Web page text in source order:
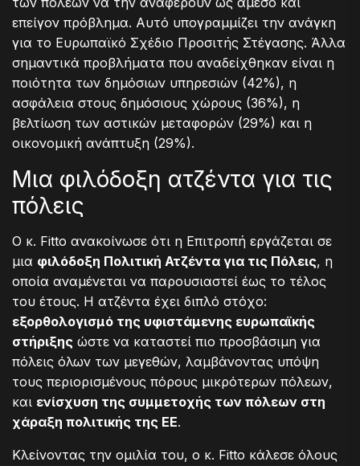
επείγον πρόβλημα. Αυτό υπογραμμίζει την ανάγκη
για το Ευρωπαϊκό Σχέδιο Προσιτής Στέγασης. Άλλα
σημαντικά προβλήματα που αναδείχθηκαν είναι η
ποιότητα των δημόσιων υπηρεσιών (42%), η
ασφάλεια στους δημόσιους χώρους (36%), η
βελτίωση των αστικών μεταφορών (29%) και η
οικονομική ανάπτυξη (29%).
Μια φιλόδοξη ατζέντα για τις
πόλεις
Ο κ. Fitto ανακοίνωσε ότι η Επιτροπή εργάζεται σε
μια φιλόδοξη Πολιτική Ατζέντα για τις Πόλεις, η
οποία αναμένεται να παρουσιαστεί έως το τέλος
του έτους. Η ατζέντα έχει διπλό στόχο:
εξορθολογισμό της υφιστάμενης ευρωπαϊκής
στήριξης ώστε να καταστεί πιο προσβάσιμη για
πόλεις όλων των μεγεθών, λαμβάνοντας υπόψη
τους περιορισμένους πόρους μικρότερων πόλεων,
και ενίσχυση της συμμετοχής των πόλεων στη
χάραξη πολιτικής της ΕΕ.
Κλείνοντας την ομιλία του, ο κ. Fitto κάλεσε όλους